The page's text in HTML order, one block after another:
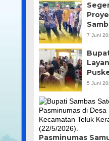
7 Juni
5 Juni
Pasminumas